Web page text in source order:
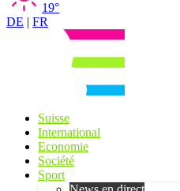
19°
DE | FR
Suisse
International
Economie
Société
Sport